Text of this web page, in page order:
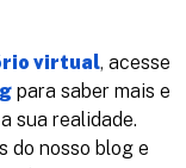
virtual, acesse
para saber mais e
sua realidade.
do nosso blog e